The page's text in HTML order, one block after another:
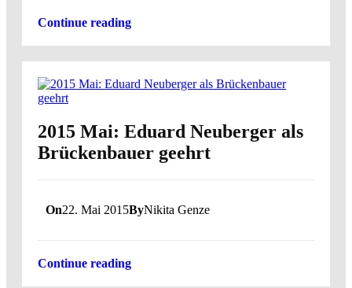
Continue reading
2015 Mai: Eduard Neuberger als
Brückenbauer geehrt
On22. Mai 2015ByNikita Genze
Continue reading